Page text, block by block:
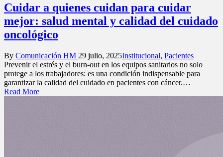
Cuidar a quienes cuidan para cuidar
mejor: salud mental y calidad del cuidado
oncológico
Posted
by
By Comunicación HM 29 julio, 2025Posted
in
Institucional, Pacientes
Prevenir el estrés y el burn-out en los equipos sanitarios no solo
protege a los trabajadores: es una condición indispensable para
garantizar la calidad del cuidado en pacientes con cáncer.…
Read More